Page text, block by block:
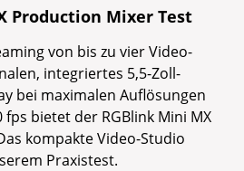
Production Mixer Test
von bis zu vier Video-
integriertes 5,5-Zoll-
bei maximalen Auflösungen
fps bietet der RGBlink Mini MX
kompakte Video-Studio
Praxistest.